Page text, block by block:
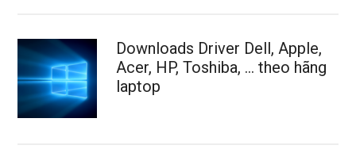
Downloads Driver Dell, Apple,
Acer, HP, Toshiba, … theo hãng
laptop